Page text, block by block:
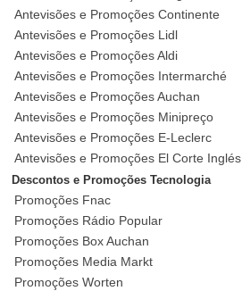
Antevisões e Promoções Continente
Antevisões e Promoções Lidl
Antevisões e Promoções Aldi
Antevisões e Promoções Intermarché
Antevisões e Promoções Auchan
Antevisões e Promoções Minipreço
Antevisões e Promoções E-Leclerc
Antevisões e Promoções El Corte Inglés
Descontos e Promoções Tecnologia
Promoções Fnac
Promoções Rádio Popular
Promoções Box Auchan
Promoções Media Markt
Promoções Worten